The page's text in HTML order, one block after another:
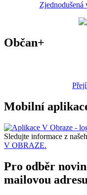
Zjednodušená
Občan+
Mobilní
Sledujte informace z
V OBRAZE.
Pro odběr
mailovou adresu